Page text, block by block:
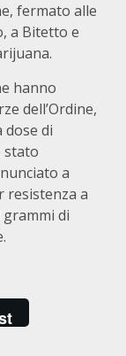
fermato alle
a Bitetto e
hanno
dell’Ordine,
dose di
stato
a
resistenza a
di